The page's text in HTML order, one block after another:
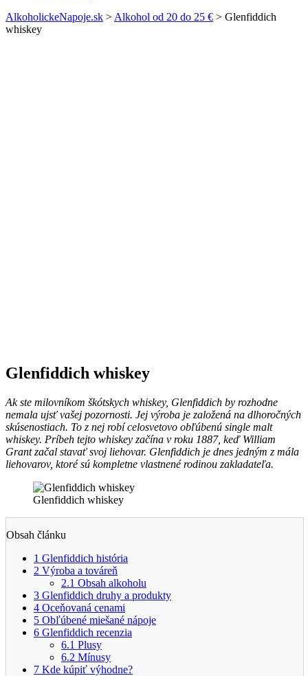
AlkoholickeNapoje.sk > Alkohol od 20 do 25 € > Glenfiddich
whiskey
Glenfiddich whiskey
Ak ste milovníkom škótskych whiskey, Glenfiddich by rozhodne
nemala ujsť vašej pozornosti. Jej výroba je založená na dlhoročných
skúsenostiach. To z nej robí celosvetovo obľúbenú single malt
whiskey. Príbeh tejto whiskey začína v roku 1887, keď William
Grant začal stavať svoj liehovar. Glenfiddich je dnes jedným z mála
liehovarov, ktoré sú kompletne vlastnené rodinou zakladateľa.
Glenfiddich whiskey
Obsah článku
1 Glenfiddich história
2 Výroba a továreň
2.1 Obsah alkoholu
3 Glenfiddich druhy a produkty
4 Oceňovaná cenami
5 Obľúbené miešané nápoje
6 Glenfiddich recenzia
6.1 Plusy
6.2 Mínusy
7 Kde kúpiť výhodne?